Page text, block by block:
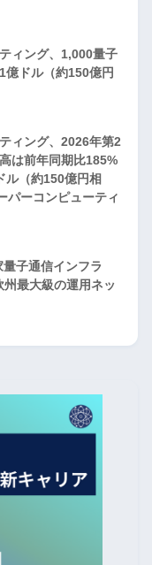
ィング、1,000量子
億ドル（約150億円
ィング、2026年第2
は前年同期比185%
ル（約150億円相
パーコンピューティ
子通信インフラ
州最大級の運用ネッ